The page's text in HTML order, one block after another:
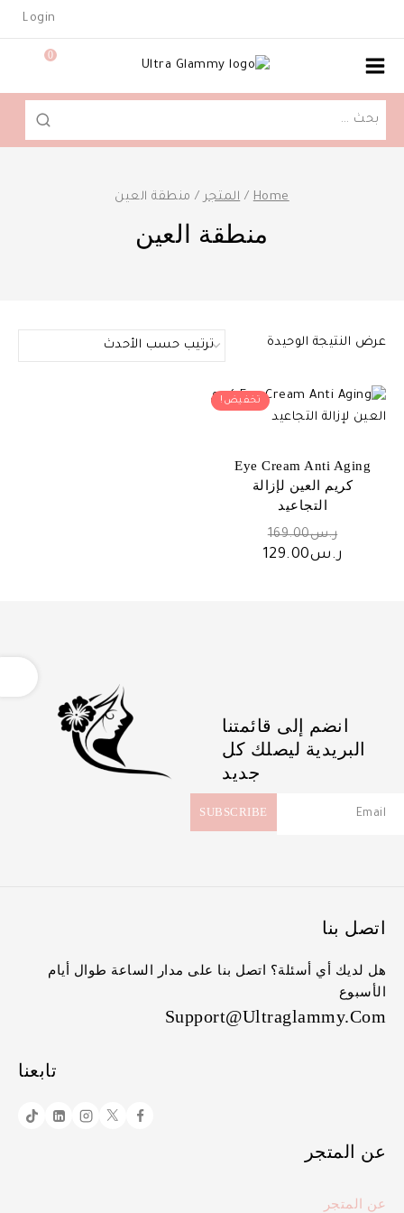
Login
0
البحث
Home
/ المتجر / منطقة العين
منطقة العين
عرض النتيجة الوحيدة
تخفيض!
Eye Cream Anti Aging
كريم العين لإزالة
التجاعيد
ر.س169.00السعر
الأصلي
ر.س129.00
انضم إلى قائمتنا
البريدية ليصلك كل
جديد
اتصل بنا
هل لديك أي أسئلة؟ اتصل بنا على مدار الساعة طوال أيام
الأسبوع
Support@ultraglammy.com
تابعنا
عن المتجر
عن المتجر